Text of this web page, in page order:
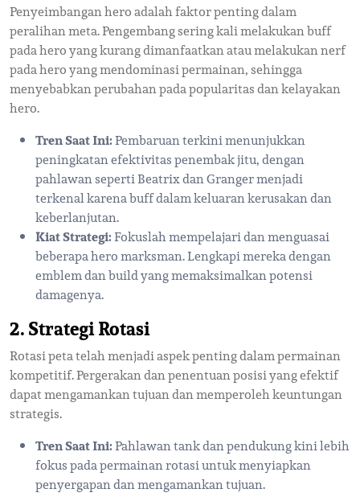
Penyeimbangan hero adalah faktor penting dalam
peralihan meta. Pengembang sering kali melakukan buff
pada hero yang kurang dimanfaatkan atau melakukan nerf
pada hero yang mendominasi permainan, sehingga
menyebabkan perubahan pada popularitas dan kelayakan
hero.
Tren Saat Ini:Pembaruan terkini menunjukkan
peningkatan efektivitas penembak jitu, dengan
pahlawan seperti Beatrix dan Granger menjadi
terkenal karena buff dalam keluaran kerusakan dan
keberlanjutan.
Kiat Strategi:Fokuslah mempelajari dan menguasai
beberapa hero marksman. Lengkapi mereka dengan
emblem dan build yang memaksimalkan potensi
damagenya.
2. Strategi Rotasi
Rotasi peta telah menjadi aspek penting dalam permainan
kompetitif. Pergerakan dan penentuan posisi yang efektif
dapat mengamankan tujuan dan memperoleh keuntungan
strategis.
Tren Saat Ini:Pahlawan tank dan pendukung kini lebih
fokus pada permainan rotasi untuk menyiapkan
penyergapan dan mengamankan tujuan.